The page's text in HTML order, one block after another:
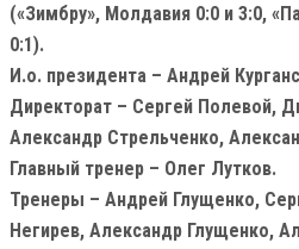
(«Зимбру», Молдавия 0:0 и 3:0,
0:1).
И.о. президента – Андрей
Директорат – Сергей Полевой,
Александр Стрельченко,
Главный тренер – Олег Лутков.
Тренеры – Андрей Глущенко,
Негирев, Александр Глущенко,